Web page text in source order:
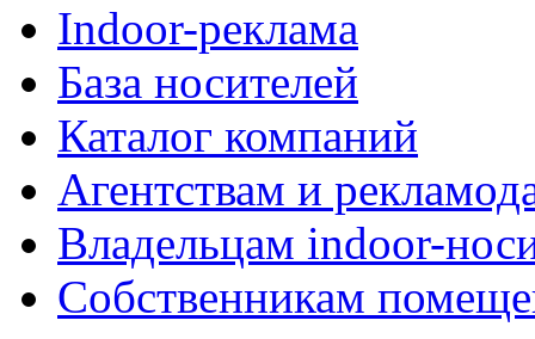
Indoor-реклама
База носителей
Каталог компаний
Агентствам и
Владельцам indoor-
Собственникам